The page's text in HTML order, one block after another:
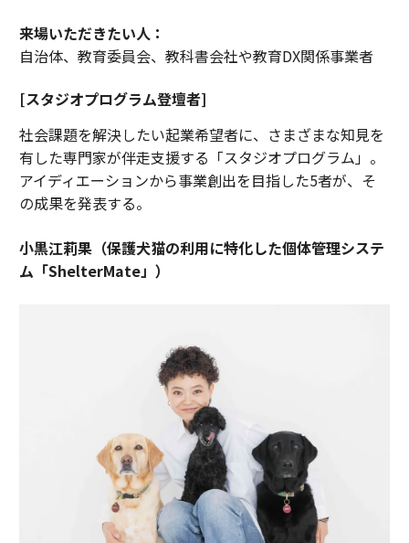
来場いただきたい人：
自治体、教育委員会、教科書会社や教育DX関係事業者
[スタジオプログラム登壇者]
社会課題を解決したい起業希望者に、さまざまな知見を
有した専門家が伴走支援する「スタジオプログラム」。
アイディエーションから事業創出を目指した5者が、そ
の成果を発表する。
小黒江莉果（保護犬猫の利用に特化した個体管理システ
ム「ShelterMate」）